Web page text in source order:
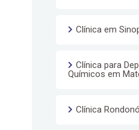
Clínica em
Clínica para
Químicos em
Clínica